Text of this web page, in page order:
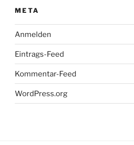
META
Anmelden
Eintrags-Feed
Kommentar-Feed
WordPress.org